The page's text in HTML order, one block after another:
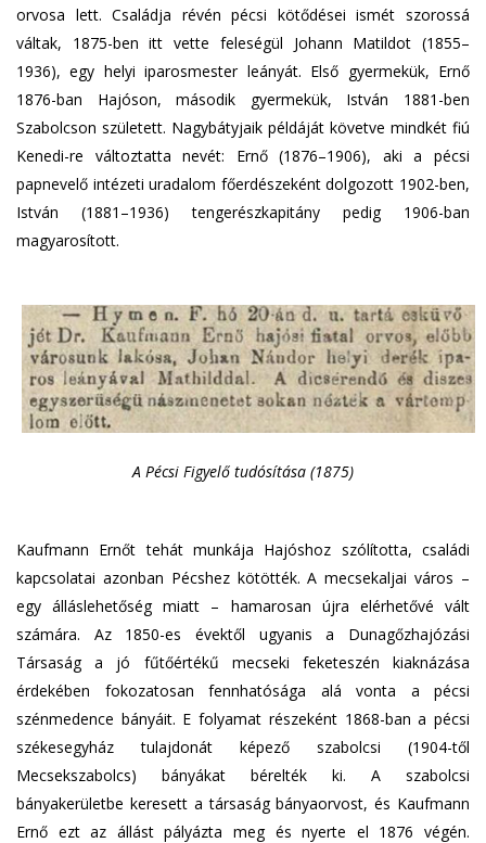
orvosa lett. Családja révén pécsi kötődései ismét szorossá
váltak, 1875-ben itt vette feleségül Johann Matildot (1855–
1936), egy helyi iparosmester leányát. Első gyermekük, Ernő
1876-ban Hajóson, második gyermekük, István 1881-ben
Szabolcson született. Nagybátyjaik példáját követve mindkét fiú
Kenedi-re változtatta nevét: Ernő (1876–1906), aki a pécsi
papnevelő intézeti uradalom főerdészeként dolgozott 1902-ben,
István (1881–1936) tengerészkapitány pedig 1906-ban
magyarosított.
A Pécsi Figyelő tudósítása (1875)
Kaufmann Ernőt tehát munkája Hajóshoz szólította, családi
kapcsolatai azonban Pécshez kötötték. A mecsekaljai város –
egy álláslehetőség miatt – hamarosan újra elérhetővé vált
számára. Az 1850-es évektől ugyanis a Dunagőzhajózási
Társaság a jó fűtőértékű mecseki feketeszén kiaknázása
érdekében fokozatosan fennhatósága alá vonta a pécsi
szénmedence bányáit. E folyamat részeként 1868-ban a pécsi
székesegyház tulajdonát képező szabolcsi (1904-től
Mecsekszabolcs) bányákat bérelték ki. A szabolcsi
bányakerületbe keresett a társaság bányaorvost, és Kaufmann
Ernő ezt az állást pályázta meg és nyerte el 1876 végén.